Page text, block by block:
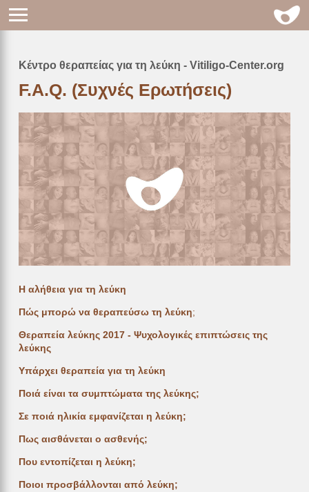
Breadcrumb
Κέντρο θεραπείας για τη λεύκη - Vitiligo-Center.org
F.A.Q. (Συχνές Ερωτήσεις)
Η αλήθεια για τη λεύκη
Πώς μπορώ να θεραπεύσω τη λεύκη;
Θεραπεία λεύκης 2017 - Ψυχολογικές επιπτώσεις της
λεύκης
Υπάρχει θεραπεία για τη λεύκη
Ποιά είναι τα συμπτώματα της λεύκης;
Σε ποιά ηλικία εμφανίζεται η λεύκη;
Πως αισθάνεται ο ασθενής;
Που εντοπίζεται η λεύκη;
Ποιοι προσβάλλονται από λεύκη;